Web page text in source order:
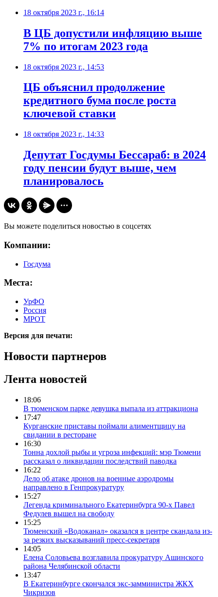
18 октября 2023 г., 16:14
В ЦБ допустили инфляцию выше
7% по итогам 2023 года
18 октября 2023 г., 14:53
ЦБ объяснил продолжение
кредитного бума после роста
ключевой ставки
18 октября 2023 г., 14:33
Депутат Госдумы Бессараб: в 2024
году пенсии будут выше, чем
планировалось
Вы можете поделиться новостью в соцсетях
Компании:
Госдума
Места:
УрФО
Россия
МРОТ
Версия для печати:
Новости партнеров
Лента новостей
18:06
В тюменском парке девушка выпала из аттракциона
17:47
Курганские приставы поймали алиментщицу на
свидании в ресторане
16:30
Тонна дохлой рыбы и угроза инфекций: мэр Тюмени
рассказал о ликвидации последствий паводка
16:22
Дело об атаке дронов на военные аэродромы
направлено в Генпрокуратуру
15:27
Легенда криминального Екатеринбурга 90-х Павел
Федулев вышел на свободу
15:25
Тюменский «Водоканал» оказался в центре скандала из-
за резких высказываний пресс-секретаря
14:05
Елена Соловьева возглавила прокуратуру Ашинского
района Челябинской области
13:47
В Екатеринбурге скончался экс-замминистра ЖКХ
Чикризов